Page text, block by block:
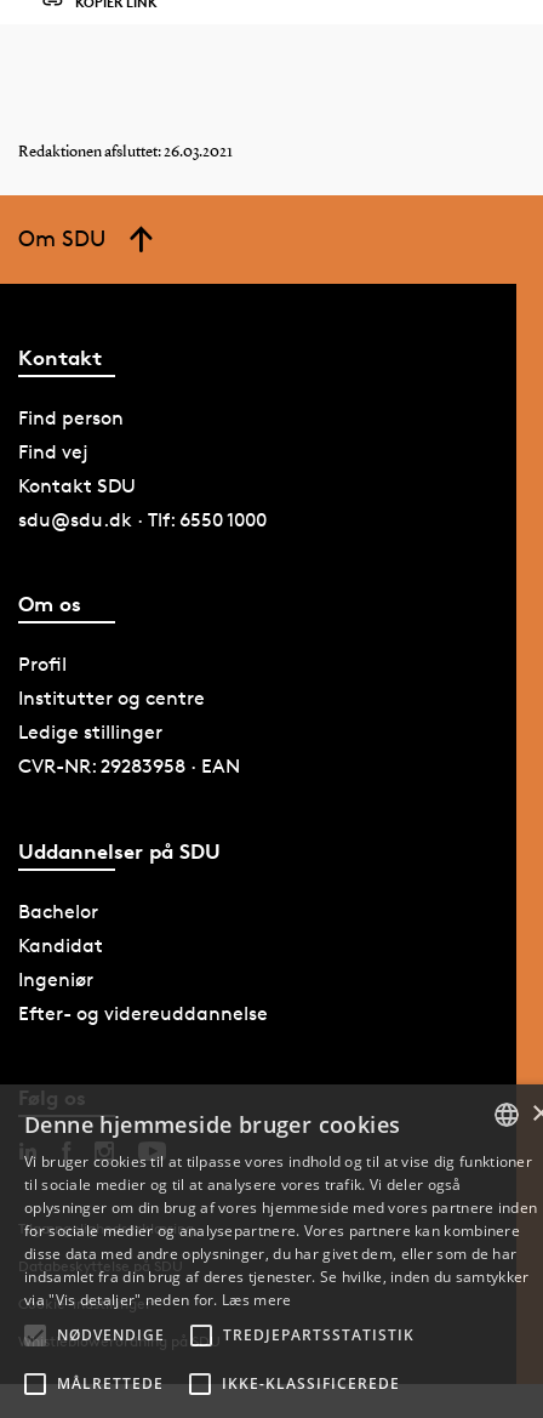
Redaktionen afsluttet: 26.03.2021
Om SDU
Kontakt
Find person
Find vej
Kontakt SDU
sdu@sdu.dk · Tlf: 6550 1000
Om os
Profil
Institutter og centre
Ledige stillinger
CVR-NR: 29283958 · EAN
Uddannelser på SDU
Bachelor
Kandidat
Ingeniør
Efter- og videreuddannelse
Følg os
Tilgængelighedserklæring
Databeskyttelse på SDU
Cookie-indstillinger
Whistleblowerordning på SDU
ENGLISH
Denne hjemmeside bruger cookies
Vi bruger cookies til at tilpasse vores indhold og til at vise dig funktioner
til sociale medier og til at analysere vores trafik. Vi deler også
oplysninger om din brug af vores hjemmeside med vores partnere inden
for sociale medier og analysepartnere. Vores partnere kan kombinere
disse data med andre oplysninger, du har givet dem, eller som de har
indsamlet fra din brug af deres tjenester. Se hvilke, inden du samtykker
via "Vis detaljer" neden for. Læs mere
NØDVENDIGE
TREDJEPARTSSTATISTIK
MÅLRETTEDE IKKE-KLASSIFICEREDE